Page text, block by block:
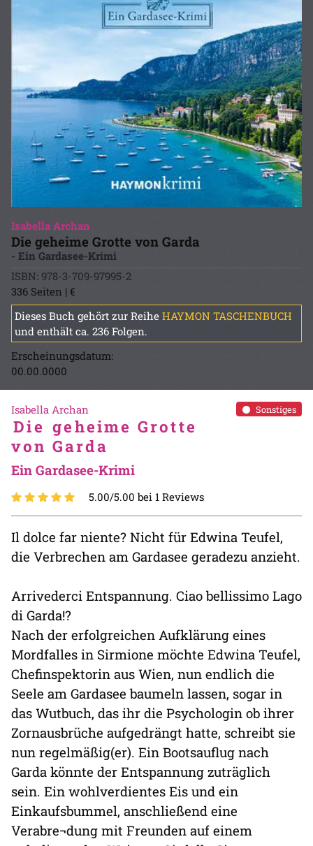
Isabella Archan
Die geheime Grotte von Garda
- Ein Gardasee-Krimi
ISBN: 978-3-709-97995-2
336 Seiten | €
Dieses Buch gehört zur Reihe HAYMON TASCHENBUCH
und enthält ca. 236 Folgen.
Erscheinungsdatum:
00.00.0000
Sonstiges
Isabella Archan
Die geheime Grotte
von Garda
Ein Gardasee-Krimi
5.00/5.00 bei 1 Reviews
Il dolce far niente? Nicht für Edwina Teufel,
die Verbrechen am Gardasee geradezu anzieht.
Arrivederci Entspannung. Ciao bellissimo Lago
di Garda!?
Nach der erfolgreichen Aufklärung eines
Mordfalles in Sirmione möchte Edwina Teufel,
Chefinspektorin aus Wien, nun endlich die
Seele am Gardasee baumeln lassen, sogar in
das Wutbuch, das ihr die Psychologin ob ihrer
Zornausbrüche aufgedrängt hatte, schreibt sie
nun regelmäßig(er). Ein Bootsauflug nach
Garda könnte der Entspannung zuträglich
sein. Ein wohlverdientes Eis und ein
Einkaufsbummel, anschließend eine
Verabre¬dung mit Freunden auf einem